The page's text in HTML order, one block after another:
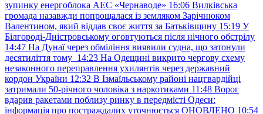
зупинку енергоблока АЕС «Чернаводе» 16:06 Вилківська
громада назавжди попрощалася із земляком Зарічнюком
Валентином, який віддав своє життя за Батьківщину 15:19 У
Білгороді-Дністровському оговтуються після нічного обстрілу
14:47 На Дунаї через обміління виявили судна, що затонули
десятиліття тому 14:23 На Одещині викрито чергову схему
незаконного переправлення ухилянтів через державний
кордон України 12:32 В Ізмаїльському районі нацгвардійці
затримали 50-річного чоловіка з наркотиками 11:48 Ворог
вдарив ракетами поблизу ринку в передмісті Одеси:
інформація про постраждалих уточнюється ОНОВЛЕНО 10:54